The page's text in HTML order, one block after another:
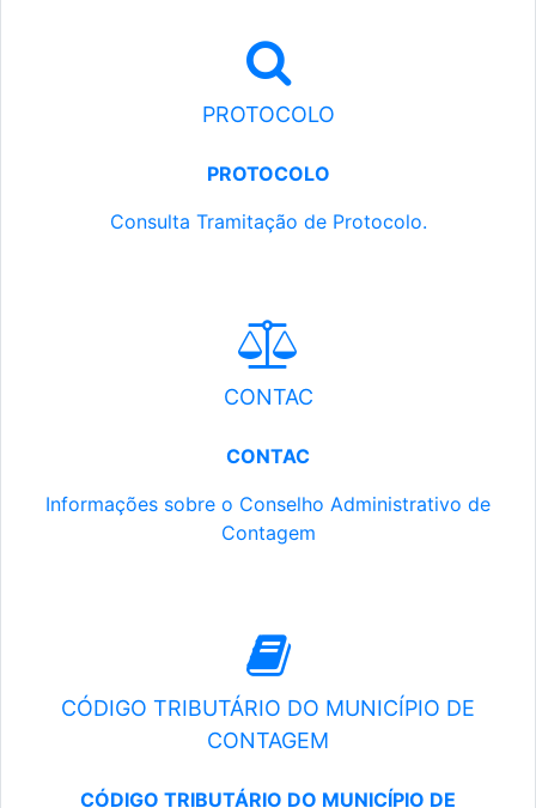
PROTOCOLO
PROTOCOLO
Consulta Tramitação de Protocolo.
CONTAC
CONTAC
Informações sobre o Conselho Administrativo de
Contagem
CÓDIGO TRIBUTÁRIO DO MUNICÍPIO DE
CONTAGEM
CÓDIGO TRIBUTÁRIO DO MUNICÍPIO DE